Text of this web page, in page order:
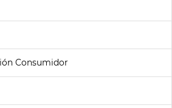
Consumidor